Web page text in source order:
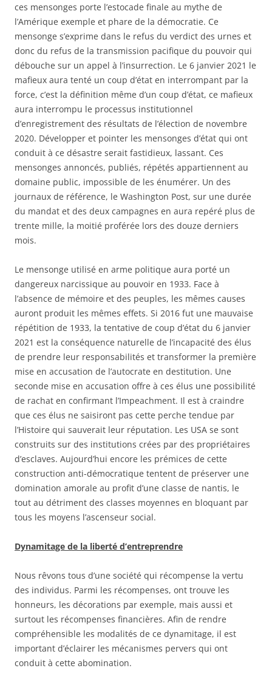
ces mensonges porte l’estocade finale au mythe de
l’Amérique exemple et phare de la démocratie. Ce
mensonge s’exprime dans le refus du verdict des urnes et
donc du refus de la transmission pacifique du pouvoir qui
débouche sur un appel à l’insurrection. Le 6 janvier 2021 le
mafieux aura tenté un coup d’état en interrompant par la
force, c’est la définition même d’un coup d’état, ce mafieux
aura interrompu le processus institutionnel
d’enregistrement des résultats de l’élection de novembre
2020. Développer et pointer les mensonges d’état qui ont
conduit à ce désastre serait fastidieux, lassant. Ces
mensonges annoncés, publiés, répétés appartiennent au
domaine public, impossible de les énumérer. Un des
journaux de référence, le Washington Post, sur une durée
du mandat et des deux campagnes en aura repéré plus de
trente mille, la moitié proférée lors des douze derniers
mois.
Le mensonge utilisé en arme politique aura porté un
dangereux narcissique au pouvoir en 1933. Face à
l’absence de mémoire et des peuples, les mêmes causes
auront produit les mêmes effets. Si 2016 fut une mauvaise
répétition de 1933, la tentative de coup d’état du 6 janvier
2021 est la conséquence naturelle de l’incapacité des élus
de prendre leur responsabilités et transformer la première
mise en accusation de l’autocrate en destitution. Une
seconde mise en accusation offre à ces élus une possibilité
de rachat en confirmant l’Impeachment. Il est à craindre
que ces élus ne saisiront pas cette perche tendue par
l’Histoire qui sauverait leur réputation. Les USA se sont
construits sur des institutions crées par des propriétaires
d’esclaves. Aujourd’hui encore les prémices de cette
construction anti-démocratique tentent de préserver une
domination amorale au profit d’une classe de nantis, le
tout au détriment des classes moyennes en bloquant par
tous les moyens l’ascenseur social.
Dynamitage de la liberté d’entreprendre
Nous rêvons tous d’une société qui récompense la vertu
des individus. Parmi les récompenses, ont trouve les
honneurs, les décorations par exemple, mais aussi et
surtout les récompenses financières. Afin de rendre
compréhensible les modalités de ce dynamitage, il est
important d’éclairer les mécanismes pervers qui ont
conduit à cette abomination.